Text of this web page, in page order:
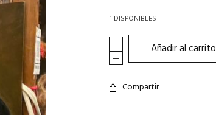
1 DISPONIBLES
Añadir al carrito
Compartir